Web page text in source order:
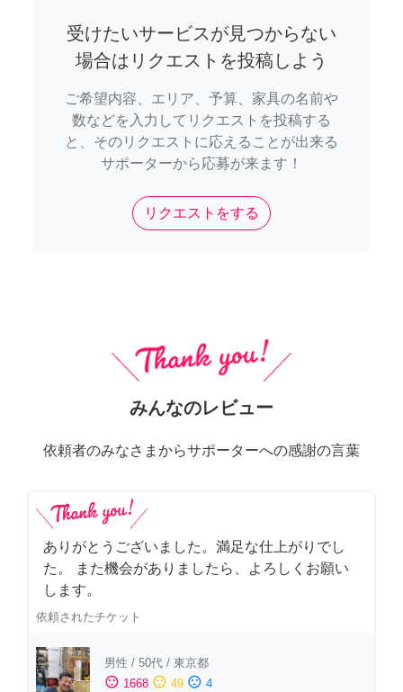
受けたいサービスが見つからない
場合はリクエストを投稿しよう
ご希望内容、エリア、予算、家具の名前や
数などを入力してリクエストを投稿する
と、そのリクエストに応えることが出来る
サポーターから応募が来ます！
リクエストをする
みんなのレビュー
依頼者のみなさまからサポーターへの感謝の言葉
ありがとうございました。満足な仕上がりでし
た。 また機会がありましたら、よろしくお願い
します。
依頼されたチケット
男性 / 50代 / 東京都
sentiment_satisfied 1668 sentiment_neutral 49 sentiment_dissatisfied 4